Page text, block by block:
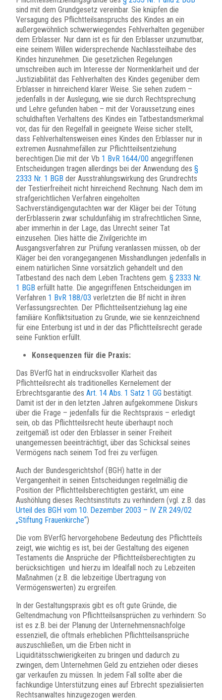
sind mit dem Grundgesetz vereinbar. Sie knüpfen die
Versagung des Pflichtteilsanspruchs des Kindes an ein
außergewöhnlich schwerwiegendes Fehlverhalten gegenüber
dem Erblasser. Nur dann ist es für den Erblasser unzumutbar,
eine seinem Willen widersprechende Nachlassteilhabe des
Kindes hinzunehmen. Die gesetzlichen Regelungen
umschreiben auch im Interesse der Normenklarheit und der
Justiziabilität das Fehlverhalten des Kindes gegenüber dem
Erblasser in hinreichend klarer Weise. Sie sehen zudem –
jedenfalls in der Auslegung, wie sie durch Rechtsprechung
und Lehre gefunden haben – mit der Voraussetzung eines
schuldhaften Verhaltens des Kindes ein Tatbestandsmerkmal
vor, das für den Regelfall in geeignete Weise sicher stellt,
dass Fehlverhaltensweisen eines Kindes den Erblasser nur in
extremen Ausnahmefällen zur Pflichtteilsentziehung
berechtigen.Die mit der Vb 1 BvR 1644/00 angegriffenen
Entscheidungen tragen allerdings bei der Anwendung des §
2333 Nr. 1 BGB der Ausstrahlungswirkung des Grundrechts
der Testierfreiheit nicht hinreichend Rechnung. Nach dem im
strafgerichtlichen Verfahren eingeholten
Sachverständigengutachten war der Kläger bei der Tötung
derErblasserin zwar schuldunfähig im strafrechtlichen Sinne,
aber immerhin in der Lage, das Unrecht seiner Tat
einzusehen. Dies hätte die Zivilgerichte im
Ausgangsverfahren zur Prüfung veranlassen müssen, ob der
Kläger bei den vorangegangenen Misshandlungen jedenfalls in
einem natürlichen Sinne vorsätzlich gehandelt und den
Tatbestand des nach dem Leben Trachtens gem. § 2333 Nr.
1 BGB erfüllt hatte. Die angegriffenen Entscheidungen im
Verfahren 1 BvR 188/03 verletzten die Bf nicht in ihren
Verfassungsrechten. Der Pflichtteilsentziehung lag eine
familiäre Konfliktsituation zu Grunde, wie sie kennzeichnend
für eine Enterbung ist und in der das Pflichtteilsrecht gerade
seine Funktion erfüllt.
Konsequenzen für die Praxis:
Das BVerfG hat in eindrucksvoller Klarheit das
Pflichtteilsrecht als traditionelles Kernelement der
Erbrechtsgarantie des Art. 14 Abs. 1 Satz 1 GG bestätigt.
Damit ist der in den letzten Jahren aufgekommene Diskurs
über die Frage – jedenfalls für die Rechtspraxis – erledigt
sein, ob das Pflichtteilsrecht heute überhaupt noch
zeitgemäß ist oder den Erblasser in seiner Freiheit
unangemessen beeinträchtigt, über das Schicksal seines
Vermögens nach seinem Tod frei zu verfügen.
Auch der Bundesgerichtshof (BGH) hatte in der
Vergangenheit in seinen Entscheidungen regelmäßig die
Position der Pflichtteilsberechtigten gestärkt, um eine
Aushöhlung dieses Rechtsinstituts zu verhindern (vgl. z.B. das
Urteil des BGH vom 10. Dezember 2003 – IV ZR 249/02
„Stiftung Frauenkirche“)
Die vom BVerfG hervorgehobene Bedeutung des Pflichtteils
zeigt, wie wichtig es ist, bei der Gestaltung des eigenen
Testaments die Ansprüche der Pflichtteilsberechtigten zu
berücksichtigen und hierzu im Idealfall noch zu Lebzeiten
Maßnahmen (z.B. die lebzeitige Übertragung von
Vermögenswerten) zu ergreifen.
In der Gestaltungspraxis gibt es oft gute Gründe, die
Geltendmachung von Pflichtteilsansprüchen zu verhindern: So
ist es z.B. bei der Planung der Unternehmensnachfolge
essenziell, die oftmals erheblichen Pflichtteilsansprüche
auszuschließen, um die Erben nicht in
Liquiditätsschwierigkeiten zu bringen und dadurch zu
zwingen, dem Unternehmen Geld zu entziehen oder dieses
gar verkaufen zu müssen. In jedem Fall sollte aber die
fachkundige Unterstützung eines auf Erbrecht spezialisierten
Rechtsanwaltes hinzugezogen werden.